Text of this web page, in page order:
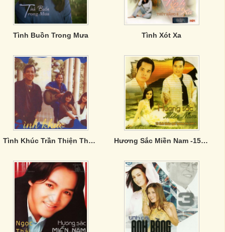
Tình Buồn Trong Mưa Tình Xót Xa
Tình Khúc Trần Thiện Thanh - Nhật Trường Hương Sắc Miền Nam -15 tình khúc quê hương 4